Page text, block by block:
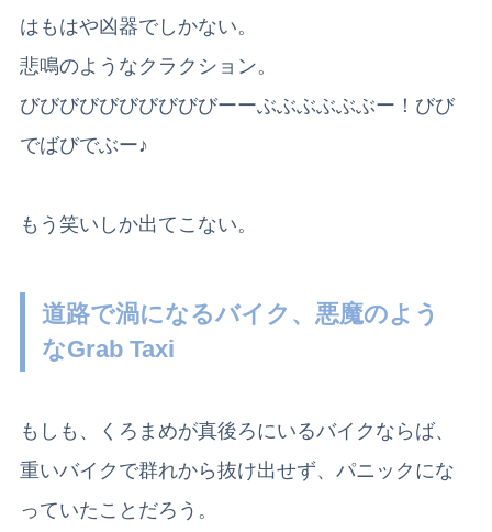
はもはや凶器でしかない。
悲鳴のようなクラクション。
びびびびびびびびびびーーぶぶぶぶぶぶー！びび
でばびでぶー♪
もう笑いしか出てこない。
道路で渦になるバイク、悪魔のよう
なGrab Taxi
もしも、くろまめが真後ろにいるバイクならば、
重いバイクで群れから抜け出せず、パニックにな
っていたことだろう。